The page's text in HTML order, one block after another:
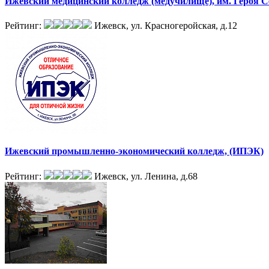
Рейтинг: Ижевск, ул. Красногеройская, д.12
Ижевский промышленно-экономический колледж, (ИПЭК)
Рейтинг: Ижевск, ул. Ленина, д.68